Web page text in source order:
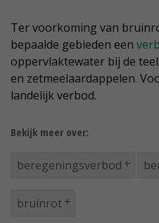
Ter voorkoming van
bepaalde gebieden een
oppervlaktewater bij de
en zetmeelaardappelen.
landelijk verbod.
Bekijk meer over:
beregeningsverbod
bruinrot